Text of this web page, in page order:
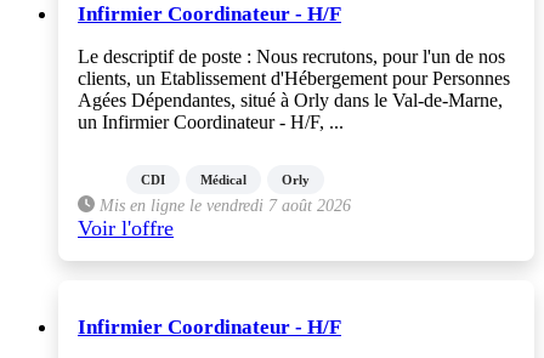
Infirmier Coordinateur - H/F
Le descriptif de poste : Nous recrutons, pour l'un de nos
clients, un Etablissement d'Hébergement pour Personnes
Agées Dépendantes, situé à Orly dans le Val-de-Marne,
un Infirmier Coordinateur - H/F, ...
CDI Médical Orly
Mis en ligne le vendredi 7 août 2026
Voir l'offre
Infirmier Coordinateur - H/F